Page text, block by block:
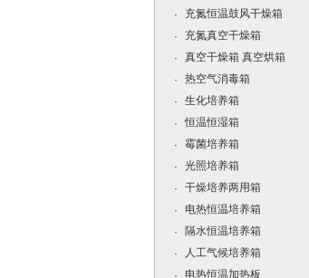
·
充氮恒温鼓风干燥箱
·
充氮真空干燥箱
·
真空干燥箱 真空烘箱
·
热空气消毒箱
·
生化培养箱
·
恒温恒湿箱
·
霉菌培养箱
·
光照培养箱
·
干燥培养两用箱
·
电热恒温培养箱
·
隔水恒温培养箱
·
人工气候培养箱
·
电热恒温加热板